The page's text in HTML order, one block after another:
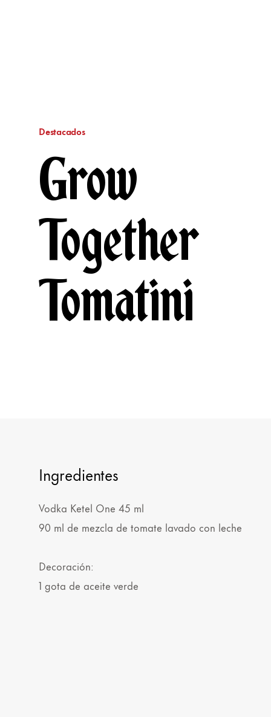
Destacados
Grow
Together
Tomatini
Ingredientes
Vodka Ketel One 45 ml
90 ml de mezcla de tomate lavado con leche
Decoración:
1 gota de aceite verde